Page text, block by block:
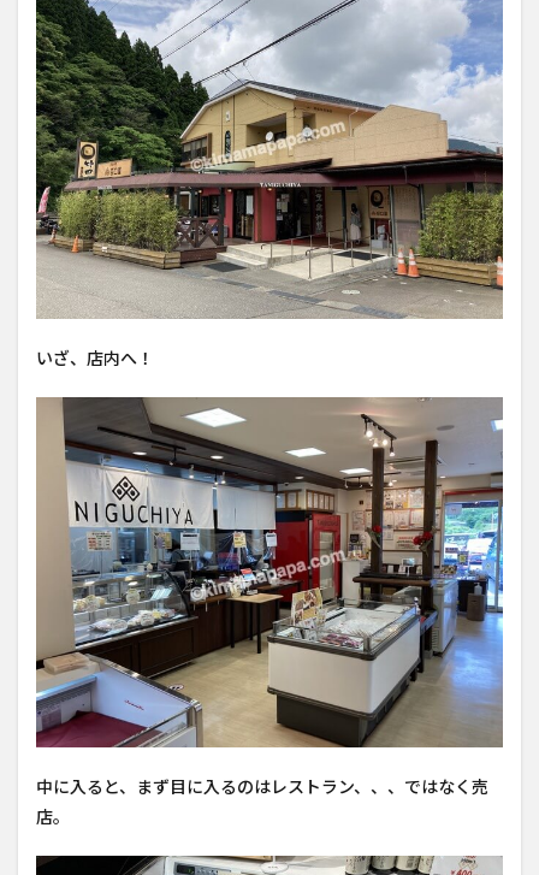
いざ、店内へ！
中に入ると、まず目に入るのはレストラン、、、ではなく売
店。